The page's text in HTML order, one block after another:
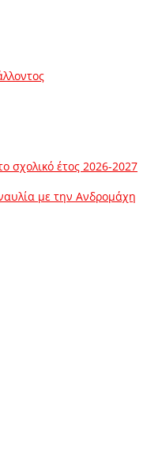
σχολικό έτος 2026-2027
με την Ανδρομάχη